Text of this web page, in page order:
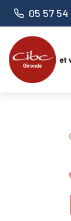
Numéro
05 57 54
Panneau de